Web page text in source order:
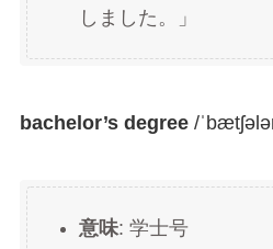
しました。」
bachelor’s degree/
意味: 学士号